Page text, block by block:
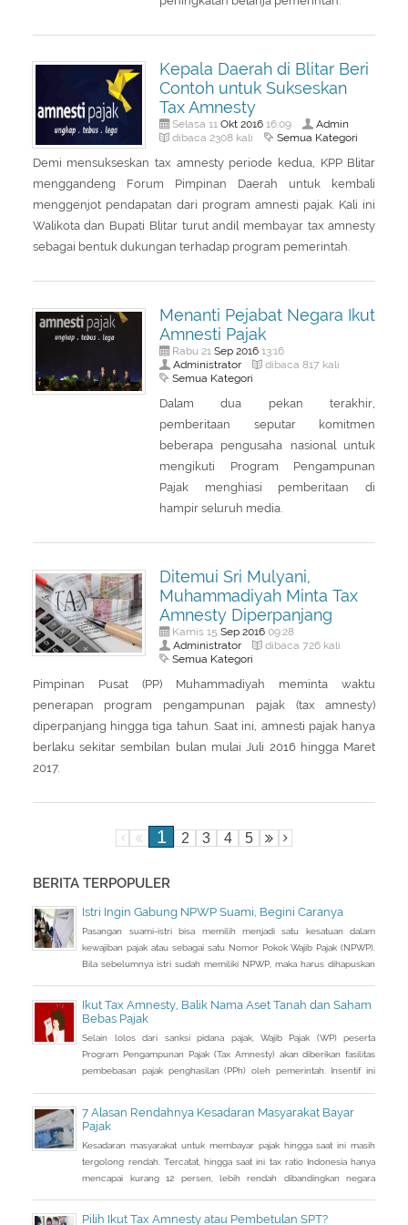
Kepala Daerah di Blitar Beri
Contoh untuk Sukseskan
Tax Amnesty
Selasa 11 Okt 201616:09 Admin
dibaca 2308 kali Semua Kategori
Demi mensukseskan tax amnesty periode kedua, KPP Blitar
menggandeng Forum Pimpinan Daerah untuk kembali
menggenjot pendapatan dari program amnesti pajak. Kali ini
Walikota dan Bupati Blitar turut andil membayar tax amnesty
sebagai bentuk dukungan terhadap program pemerintah.
Menanti Pejabat Negara Ikut
Amnesti Pajak
Rabu 21 Sep 201613:16
Administrator dibaca 817 kali
Semua Kategori
Dalam dua pekan terakhir,
pemberitaan seputar komitmen
beberapa pengusaha nasional untuk
mengikuti Program Pengampunan
Pajak menghiasi pemberitaan di
hampir seluruh media.
Ditemui Sri Mulyani,
Muhammadiyah Minta Tax
Amnesty Diperpanjang
Kamis 15 Sep 201609:28
Administrator dibaca 726 kali
Semua Kategori
Pimpinan Pusat (PP) Muhammadiyah meminta waktu
penerapan program pengampunan pajak (tax amnesty)
diperpanjang hingga tiga tahun. Saat ini, amnesti pajak hanya
berlaku sekitar sembilan bulan mulai Juli 2016 hingga Maret
2017.
1 2 3 4 5
BERITA TERPOPULER
Istri Ingin Gabung NPWP Suami, Begini Caranya
Pasangan suami-istri bisa memilih menjadi satu kesatuan dalam
kewajiban pajak atau sebagai satu Nomor Pokok Wajib Pajak (NPWP).
Bila sebelumnya istri sudah memiliki NPWP, maka harus dihapuskan
Ikut Tax Amnesty, Balik Nama Aset Tanah dan Saham
Bebas Pajak
Selain lolos dari sanksi pidana pajak, Wajib Pajak (WP) peserta
Program Pengampunan Pajak (Tax Amnesty) akan diberikan fasilitas
pembebasan pajak penghasilan (PPh) oleh pemerintah. Insentif ini
7 Alasan Rendahnya Kesadaran Masyarakat Bayar
Pajak
Kesadaran masyarakat untuk membayar pajak hingga saat ini masih
tergolong rendah. Tercatat, hingga saat ini tax ratio Indonesia hanya
mencapai kurang 12 persen, lebih rendah dibandingkan negara
Pilih Ikut Tax Amnesty atau Pembetulan SPT?